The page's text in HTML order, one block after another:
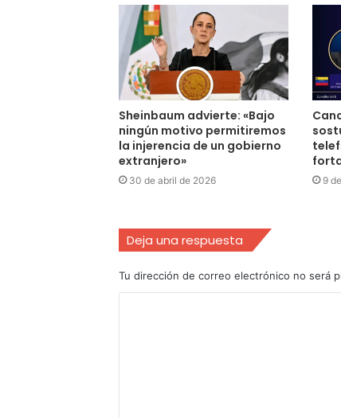
Sheinbaum advierte: «Bajo
ningún motivo permitiremos
la injerencia de un gobierno
extranjero»
30 de abril de 2026 9
Deja una respuesta
Tu dirección de correo electrónico no será